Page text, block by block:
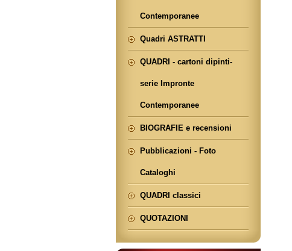
Contemporanee
Quadri ASTRATTI
QUADRI - cartoni dipinti-
serie Impronte
Contemporanee
BIOGRAFIE e recensioni
Pubblicazioni - Foto
Cataloghi
QUADRI classici
QUOTAZIONI